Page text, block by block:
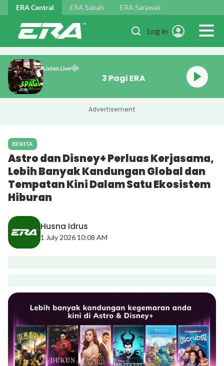
Skip to main content
ERA Central ERA Sabah ERA Sarawak
Log in
Listen Live
3 Pagi ERA
Advertisement
BERITA
Astro dan Disney+ Perluas Kerjasama,
Lebih Banyak Kandungan Global dan
Tempatan Kini Dalam Satu Ekosistem
Hiburan
Husna Idrus
1 July 2026 10:08 AM